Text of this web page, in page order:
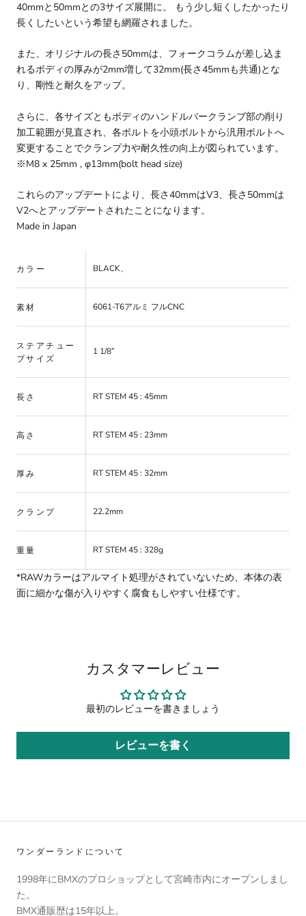
40mmと50mmとの3サイズ展開に。 もう少し短くしたかったり
長くしたいという希望も網羅されました。
また、オリジナルの長さ50mmは、フォークコラムが差し込ま
れるボディの厚みが2mm増して32mm(長さ45mmも共通)とな
り、剛性と耐久をアップ。
さらに、各サイズともボディのハンドルバークランブ部の削り
加工範囲が見直され、各ボルトを小頭ボルトから汎用ボルトへ
変更することでクランプ力や耐久性の向上が図られています。
※M8 x 25mm , φ13mm(bolt head size)
これらのアップデートにより、長さ40mmはV3、長さ50mmは
V2へとアップデートされたことになります。
Made in Japan
カラー BLACK、
素材 6061-T6アルミ フルCNC
ステアチュー
ブサイズ
1 1/8”
長さ RT STEM 45 : 45mm
高さ RT STEM 45 : 23mm
厚み RT STEM 45 : 32mm
クランプ 22.2mm
重量 RT STEM 45 : 328g
*RAWカラーはアルマイト処理がされていないため、本体の表
面に細かな傷が入りやすく腐食もしやすい仕様です。
カスタマーレビュー
最初のレビューを書きましょう
レビューを書く
ワンダーランドについて
1998年にBMXのプロショップとして宮崎市内にオープンしまし
た。
BMX通販歴は15年以上。